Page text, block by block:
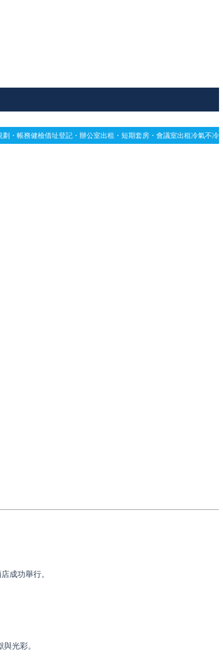
址登記・辦公室出租・短期套房・會議室出租冷氣不冷有霉味？專業深
成功舉行。
光彩。